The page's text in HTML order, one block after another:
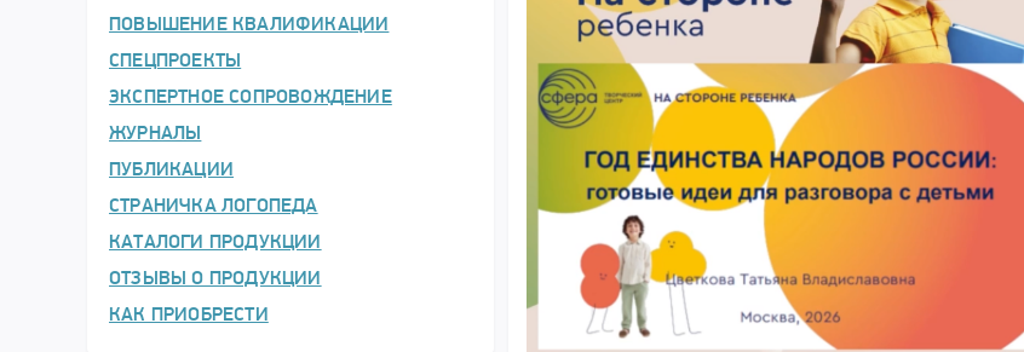
ПОВЫШЕНИЕ КВАЛИФИКАЦИИ
СПЕЦПРОЕКТЫ
ЭКСПЕРТНОЕ СОПРОВОЖДЕНИЕ
ЖУРНАЛЫ
ПУБЛИКАЦИИ
СТРАНИЧКА ЛОГОПЕДА
КАТАЛОГИ ПРОДУКЦИИ
ОТЗЫВЫ О ПРОДУКЦИИ
КАК ПРИОБРЕСТИ